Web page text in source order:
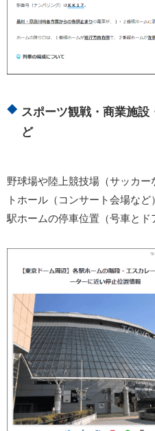
スポーツ観戦・商業施
ど
野球場や陸上競技場（サッカ
トホール（コンサート会場な
駅ホームの停車位置（号車とド